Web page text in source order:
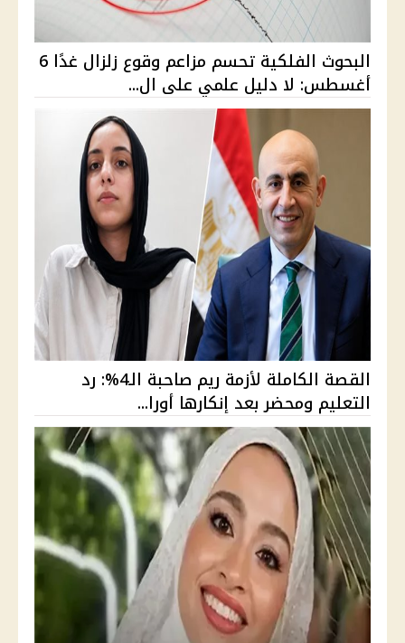
البحوث الفلكية تحسم مزاعم وقوع زلزال غدًا 6
أغسطس: لا دليل علمي على ال...
القصة الكاملة لأزمة ريم صاحبة الـ4%: رد
التعليم ومحضر بعد إنكارها أورا...